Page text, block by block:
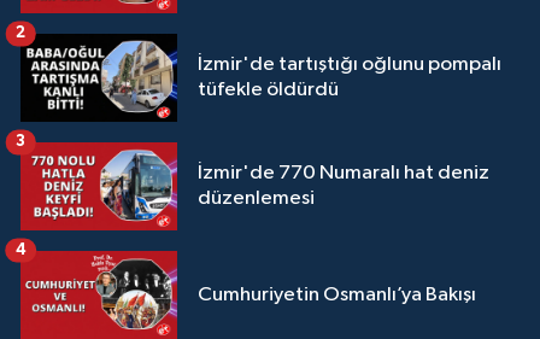
İzmir'de tartıştığı oğlunu pompalı
tüfekle öldürdü
2
İzmir'de 770 Numaralı hat deniz
düzenlemesi
3
Cumhuriyetin Osmanlı’ya Bakışı
4